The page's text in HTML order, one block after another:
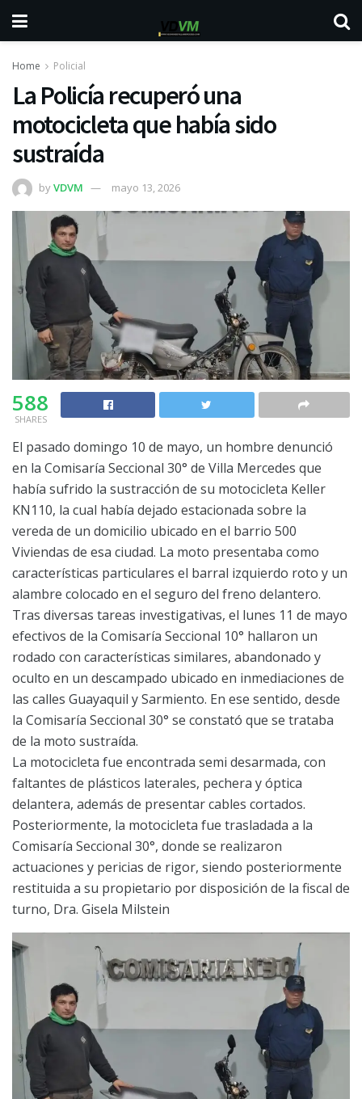
Home Policial
La Policía recuperó una
motocicleta que había sido
sustraída
byVDVM mayo 13, 2026
588
SHARES
El pasado domingo 10 de mayo, un hombre denunció
en la Comisaría Seccional 30° de Villa Mercedes que
había sufrido la sustracción de su motocicleta Keller
KN110, la cual había dejado estacionada sobre la
vereda de un domicilio ubicado en el barrio 500
Viviendas de esa ciudad. La moto presentaba como
características particulares el barral izquierdo roto y un
alambre colocado en el seguro del freno delantero.
Tras diversas tareas investigativas, el lunes 11 de mayo
efectivos de la Comisaría Seccional 10° hallaron un
rodado con características similares, abandonado y
oculto en un descampado ubicado en inmediaciones de
las calles Guayaquil y Sarmiento. En ese sentido, desde
la Comisaría Seccional 30° se constató que se trataba
de la moto sustraída.
La motocicleta fue encontrada semi desarmada, con
faltantes de plásticos laterales, pechera y óptica
delantera, además de presentar cables cortados.
Posteriormente, la motocicleta fue trasladada a la
Comisaría Seccional 30°, donde se realizaron
actuaciones y pericias de rigor, siendo posteriormente
restituida a su propietario por disposición de la fiscal de
turno, Dra. Gisela Milstein